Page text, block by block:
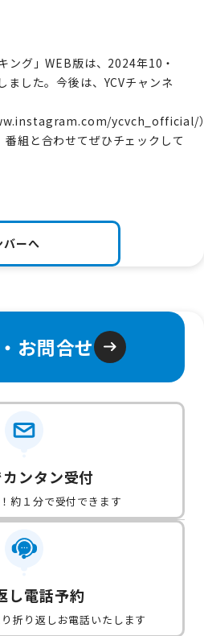
ング」WEB版は、2024年10・
ました。今後は、YCVチャンネ
ycvch_official/
組と合わせてぜひチェックして
バーへ
お問合せ
ンタン受付
約１分で受付できます
し電話予約
折り返しお電話いたします